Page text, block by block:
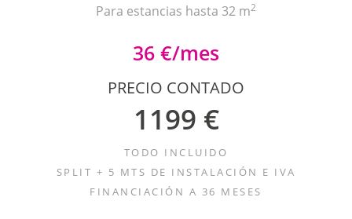
Para estancias hasta 32 m2
36 €/mes
PRECIO CONTADO
1199 €
TODO INCLUIDO
SPLIT + 5 MTS DE INSTALACIÓN E IVA
FINANCIACIÓN A 36 MESES